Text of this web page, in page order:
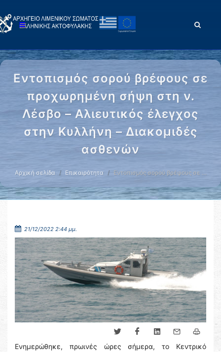
Εντοπισμός σορού βρέφους σε
προχωρημένη σήψη στη ν.
Λέσβο – Αλιευτικός έλεγχος
στην Κυλλήνη – Διακομιδές
ασθενών
Αρχική σελίδα Επικαιρότητα Εντοπισμός σορού βρέφους σε …
21/12/2022 2:44 μμ.
Ενημερώθηκε, πρωινές ώρες σήμερα, το Κεντρικό